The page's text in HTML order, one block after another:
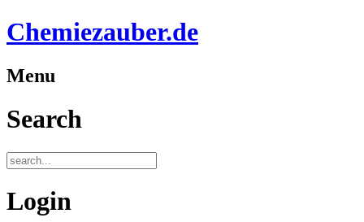
Chemiezauber.de
Menu
Search
Login